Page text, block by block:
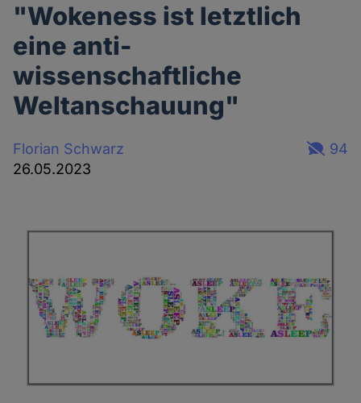
"Wokeness ist letztlich
eine anti-
wissenschaftliche
Weltanschauung"
Florian Schwarz
26.05.2023
94